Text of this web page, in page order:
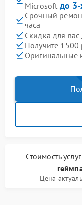
Microsoft до 3-
Срочный
часа
Скидка для вас
Получите 1500
Оригинальные
Стоимость
Цена